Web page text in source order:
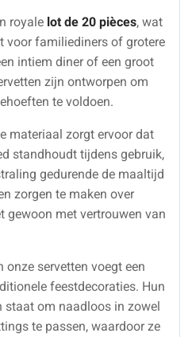
royale lot de 20 pièces, wat
voor familiediners of grotere
intiem diner of een groot
zijn ontworpen om
te voldoen.
materiaal zorgt ervoor dat
standhoudt tijdens gebruik,
gedurende de maaltijd
zorgen te maken over
gewoon met vertrouwen van
onze servetten voegt een
feestdecoraties. Hun
om naadloos in zowel
te passen, waardoor ze